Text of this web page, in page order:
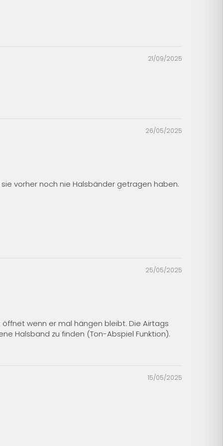
21/09/2025
26/05/2025
vorher noch nie Halsbänder getragen haben.
25/05/2025
wenn er mal hängen bleibt. Die Airtags
Halsband zu finden (Ton-Abspiel Funktion).
15/05/2025